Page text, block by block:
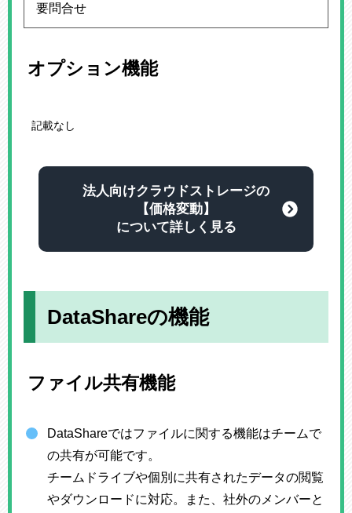
要問合せ
オプション機能
記載なし
法人向けクラウドストレージの
【価格変動】
について詳しく見る
DataShareの機能
ファイル共有機能
DataShareではファイルに関する機能はチームで
の共有が可能です。
チームドライブや個別に共有されたデータの閲覧
やダウンロードに対応。また、社外のメンバーと